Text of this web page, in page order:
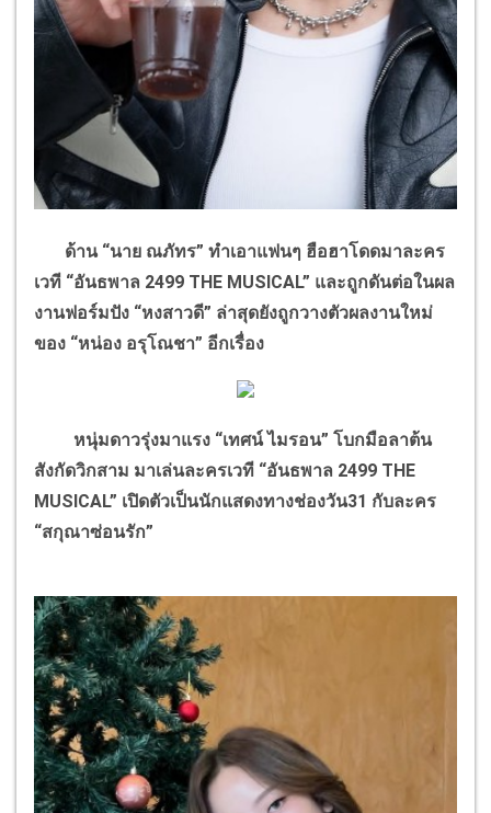
ด้าน “นาย ณภัทร” ทำเอาแฟนๆ ฮือฮาโดดมาละคร
เวที “อันธพาล 2499 THE MUSICAL” และถูกดันต่อในผล
งานฟอร์มปัง “หงสาวดี” ล่าสุดยังถูกวางตัวผลงานใหม่
ของ “หน่อง อรุโณชา” อีกเรื่อง
หนุ่มดาวรุ่งมาแรง “เทศน์ ไมรอน” โบกมือลาต้น
สังกัดวิกสาม มาเล่นละครเวที “อันธพาล 2499 THE
MUSICAL” เปิดตัวเป็นนักแสดงทางช่องวัน31 กับละคร
“สกุณาซ่อนรัก”